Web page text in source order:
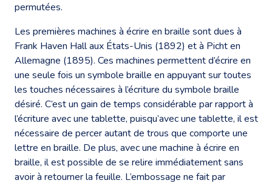
permutées.
Les premières machines à écrire en braille sont dues à
Frank Haven Hall aux États-Unis (1892) et à Picht en
Allemagne (1895). Ces machines permettent d’écrire en
une seule fois un symbole braille en appuyant sur toutes
les touches nécessaires à l’écriture du symbole braille
désiré. C’est un gain de temps considérable par rapport à
l’écriture avec une tablette, puisqu’avec une tablette, il est
nécessaire de percer autant de trous que comporte une
lettre en braille. De plus, avec une machine à écrire en
braille, il est possible de se relire immédiatement sans
avoir à retourner la feuille. L’embossage ne fait par